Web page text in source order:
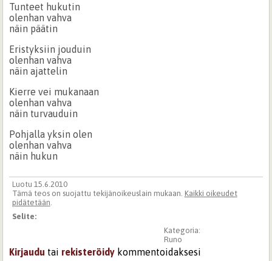
Tunteet hukutin
olenhan vahva
näin päätin
Eristyksiin jouduin
olenhan vahva
näin ajattelin
Kierre vei mukanaan
olenhan vahva
näin turvauduin
Pohjalla yksin olen
olenhan vahva
näin hukun
Luotu 15.6.2010
Tämä teos on suojattu tekijänoikeuslain mukaan. Kaikki oikeudet
pidätetään
Selite:
Kategoria:
Runo
Kirjaudu tai rekisteröidy kommentoidaksesi